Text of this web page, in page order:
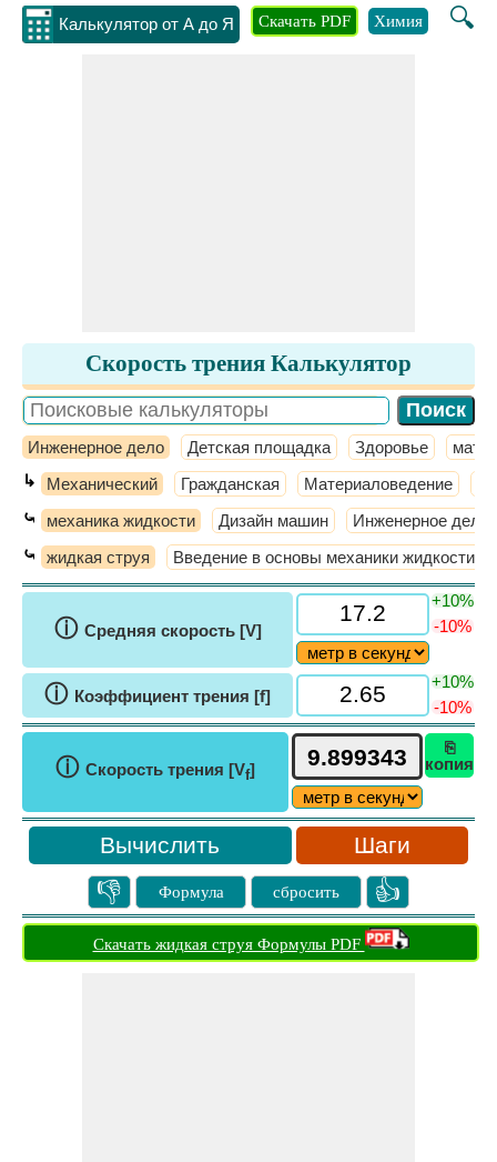
Калькулятор от А до Я 🔍
Скачать PDF Химия
Скорость трения Калькулятор
Инженерное дело Детская площадка Здоровье
↳ Механический Гражданская Материаловедение
⤿ механика жидкости Дизайн машин Инженерное дело
⤿ жидкая струя Введение в основы механики жидкости
ⓘ Средняя скорость [V]
+10%
-10%
ⓘ Коэффициент трения [f]
+10%
-10%
ⓘ Скорость трения [Vf]
⎘
копия
Шаги
👎 Формула сбросить 👍
Скачать жидкая струя Формулы PDF